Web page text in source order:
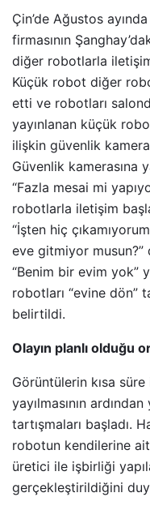
Çin’de Ağustos
firmasının
diğer robotlarla
Küçük robot diğer
etti ve robotları
yayınlanan küçük
ilişkin güvenlik
Güvenlik kamerasına
“Fazla mesai mi
robotlarla iletişim
“İşten hiç
eve gitmiyor musun?”
“Benim bir evim yok”
robotları “evine dön”
belirtildi.
Olayın planlı olduğu
Görüntülerin kısa
yayılmasının
tartışmaları başladı.
robotun kendilerine
üretici ile işbirliği
gerçekleştirildiğini